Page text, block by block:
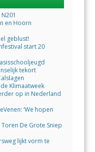
en Hoorn
geblust!
start 20
tekort
Klimaatweek
op in Nederland
‘We hopen
De Grote Sniep
lijkt vorm te